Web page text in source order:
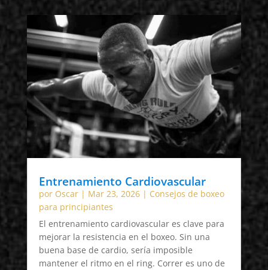
Entrenamiento Cardiovascular
por Oscar| Mar 23, 2026| Consejos de boxeo
para principiantes
El entrenamiento cardiovascular es clave para
mejorar la resistencia en el boxeo. Sin una
buena base de cardio, sería imposible
mantener el ritmo en el ring. Correr es uno de